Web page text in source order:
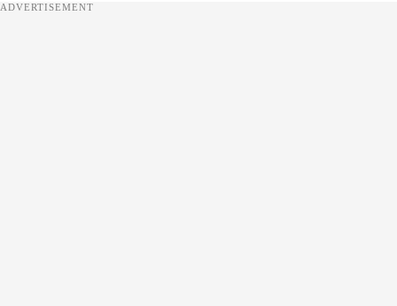
ADVERTISEMENT